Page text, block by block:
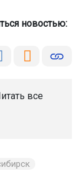
все